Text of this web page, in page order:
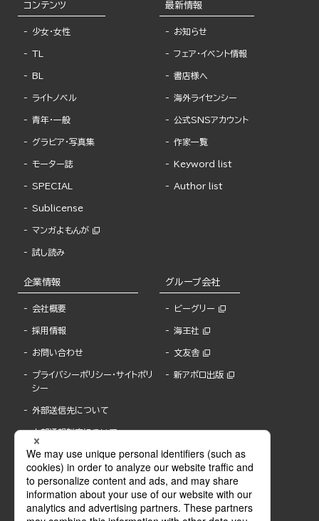
コンテンツ
少女・女性
TL
BL
ライトノベル
青年・一般
グラビア・写真集
モーター誌
SPECIAL
Sublicense
マンガよもんが
試し読み
最新情報
お知らせ
フェア・イベント情報
書店様へ
海外ライセンシー
公式SNSアカウント
作家一覧
Keyword list
Author list
企業情報
会社概要
採用情報
お問い合わせ
プライバシーポリシー・サイトポリ
シー
外部送信先について
内部通報制度について
グループ会社
ビーグリー
海王社
文友舎
新アポロ出版